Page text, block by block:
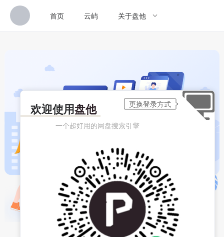
首页 云屿 关于盘他
欢迎使用盘他
一个超好用的网盘搜索引擎